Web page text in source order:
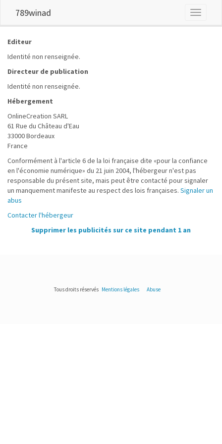
Toggle
789winad
Editeur
Identité non renseignée.
Directeur de publication
Identité non renseignée.
Hébergement
OnlineCreation SARL
61 Rue du Château d'Eau
33000 Bordeaux
France
Conformément à l'article 6 de la loi française dite «pour la confiance
en l'économie numérique» du 21 juin 2004, l'hébergeur n'est pas
responsable du présent site, mais peut être contacté pour signaler
un manquement manifeste au respect des lois françaises. Signaler un
abus
Contacter l'hébergeur
Supprimer les publicités sur ce site pendant 1 an
Tous droits réservés Mentions légales Abuse